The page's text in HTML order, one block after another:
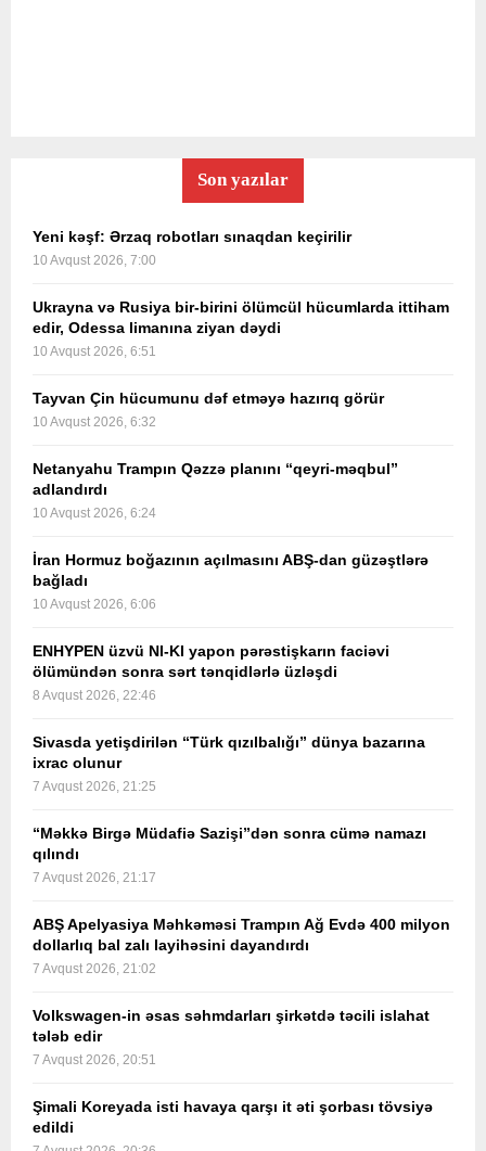
Son yazılar
Yeni kəşf: Ərzaq robotları sınaqdan keçirilir
10 Avqust 2026, 7:00
Ukrayna və Rusiya bir-birini ölümcül hücumlarda ittiham
edir, Odessa limanına ziyan dəydi
10 Avqust 2026, 6:51
Tayvan Çin hücumunu dəf etməyə hazırıq görür
10 Avqust 2026, 6:32
Netanyahu Trampın Qəzzə planını “qeyri-məqbul”
adlandırdı
10 Avqust 2026, 6:24
İran Hormuz boğazının açılmasını ABŞ-dan güzəştlərə
bağladı
10 Avqust 2026, 6:06
ENHYPEN üzvü NI-KI yapon pərəstişkarın faciəvi
ölümündən sonra sərt tənqidlərlə üzləşdi
8 Avqust 2026, 22:46
Sivasda yetişdirilən “Türk qızılbalığı” dünya bazarına
ixrac olunur
7 Avqust 2026, 21:25
“Məkkə Birgə Müdafiə Sazişi”dən sonra cümə namazı
qılındı
7 Avqust 2026, 21:17
ABŞ Apelyasiya Məhkəməsi Trampın Ağ Evdə 400 milyon
dollarlıq bal zalı layihəsini dayandırdı
7 Avqust 2026, 21:02
Volkswagen-in əsas səhmdarları şirkətdə təcili islahat
tələb edir
7 Avqust 2026, 20:51
Şimali Koreyada isti havaya qarşı it əti şorbası tövsiyə
edildi